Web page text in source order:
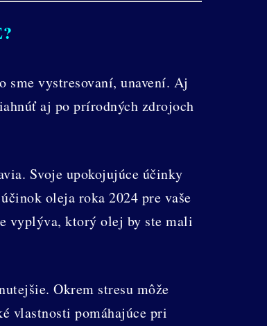
sme vystresovaní, unavení. Aj
aj po prírodných zdrojoch
Svoje upokojujúce účinky
oleja roka 2024 pre vaše
vyplýva, ktorý olej by ste mali
Okrem stresu môže
vlastnosti pomáhajúce pri